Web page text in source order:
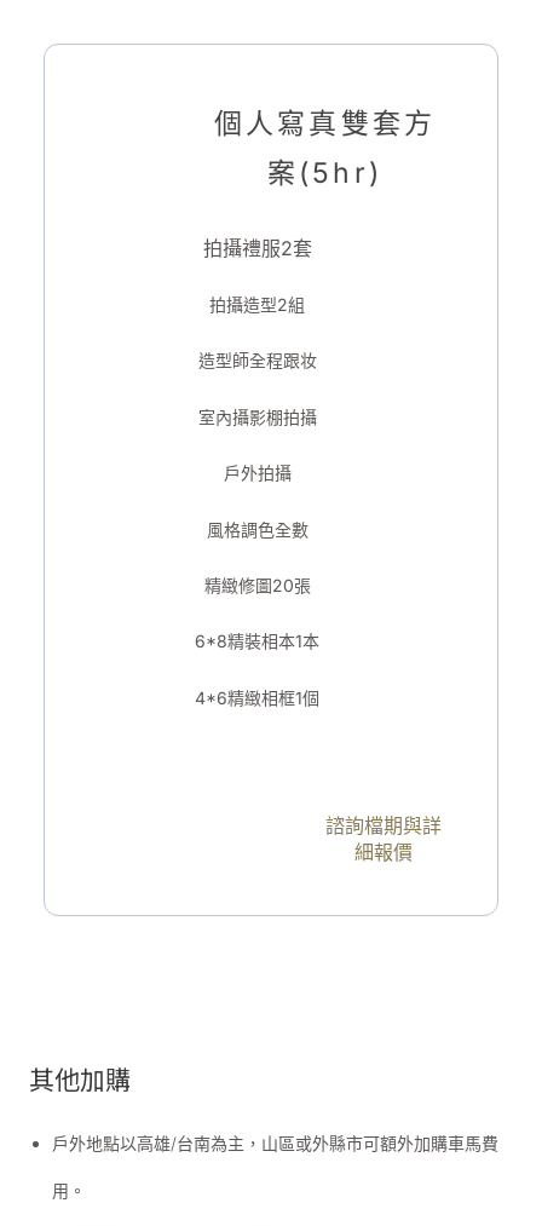
個人寫真雙套方
案(5hr)
拍攝禮服2套
拍攝造型2組
造型師全程跟妆
室內攝影棚拍攝
戶外拍攝
風格調色全數
精緻修圖20張
6*8精裝相本1本
4*6精緻相框1個
諮詢檔期與詳
細報價
其他加購
戶外地點以高雄/台南為主，山區或外縣市可額外加購車馬費
用。